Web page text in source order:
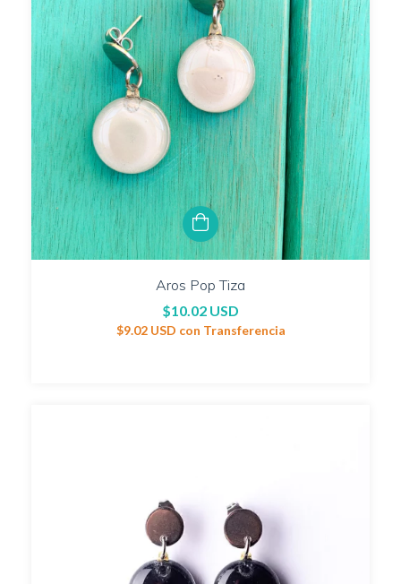
Aros Pop Tiza
$10.02 USD
$9.02 USD con Transferencia